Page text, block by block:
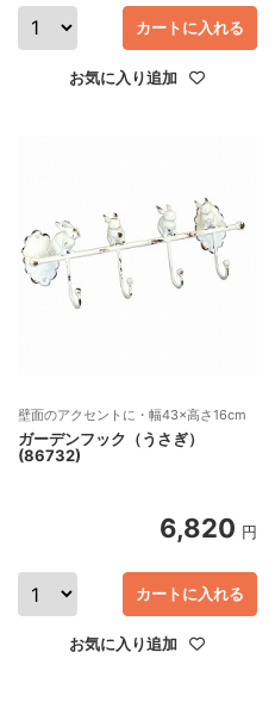
カートに入れる
お気に入り追加
壁面のアクセントに・幅43×高さ16cm
ガーデンフック（うさぎ）
(86732)
6,820 円
カートに入れる
お気に入り追加